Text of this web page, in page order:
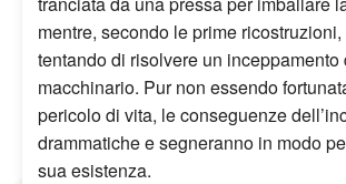
mentre, secondo le prime
tentando di risolvere un inceppamento
macchinario. Pur non essendo
pericolo di vita, le conseguenze
drammatiche e segneranno in modo
sua esistenza.